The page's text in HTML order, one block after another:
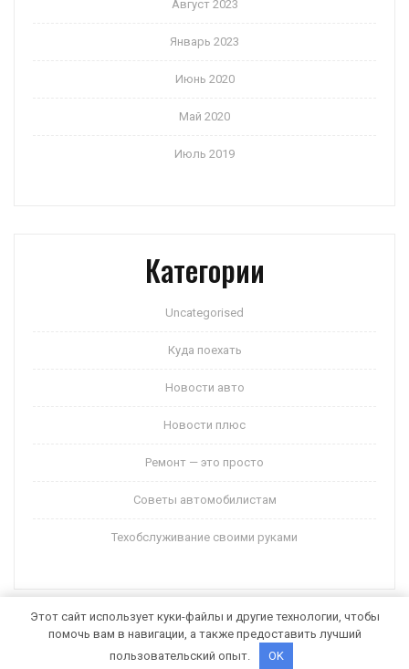
Август 2023
Январь 2023
Июнь 2020
Май 2020
Июль 2019
Категории
Uncategorised
Куда поехать
Новости авто
Новости плюс
Ремонт — это просто
Советы автомобилистам
Техобслуживание своими руками
Auto Motors WordPress Theme от Themespride
Этот сайт использует куки-файлы и другие технологии, чтобы
помочь вам в навигации, а также предоставить лучший
пользовательский опыт.
OK